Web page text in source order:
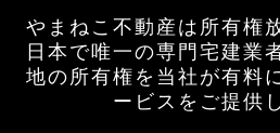
やまねこ不動産は所有権
日本で唯一の専門宅建業
地の所有権を当社が有料
ービスをご提供